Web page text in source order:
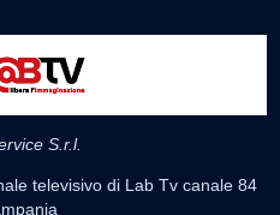
S.r.l.
televisivo di Lab Tv canale 84